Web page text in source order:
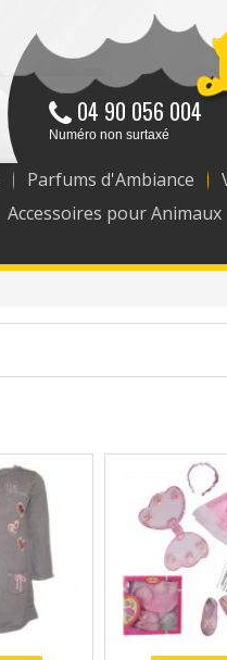
04 90 056 004
Numéro non surtaxé
Parfums d'Ambiance
Accessoires pour Animaux